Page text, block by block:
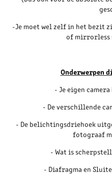
-Je moet wel zelf in het bezit
of mirrorless
Onderwerpen
- Je eigen
- De verschillende
- De belichtingsdriehoek
fotograaf
- Wat is
- Diafragma en